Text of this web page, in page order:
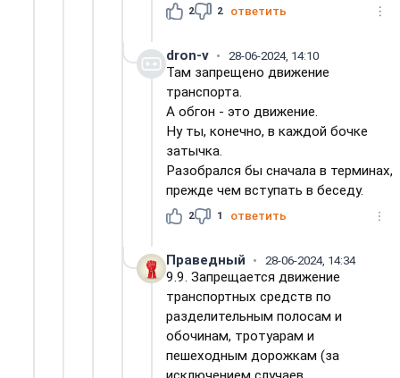
2 2 ответить
dron-v 28-06-2024, 14:10
Там запрещено движение
транспорта.
А обгон - это движение.
Ну ты, конечно, в каждой бочке
затычка.
Разобрался бы сначала в терминах,
прежде чем вступать в беседу.
2 1 ответить
Праведный 28-06-2024, 14:34
9.9. Запрещается движение
транспортных средств по
разделительным полосам и
обочинам, тротуарам и
пешеходным дорожкам (за